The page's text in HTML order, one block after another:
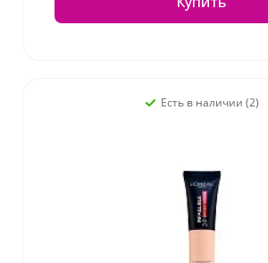
Есть в наличии (2)